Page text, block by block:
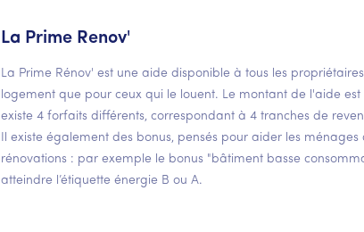
La Prime Renov'
La Prime Rénov' est une aide disponible à tous les
logement que pour ceux qui le louent. Le montant de l'aide
existe 4 forfaits différents, correspondant à 4 tranches de
Il existe également des bonus, pensés pour aider les
rénovations : par exemple le bonus "bâtiment basse
atteindre l’étiquette énergie B ou A.